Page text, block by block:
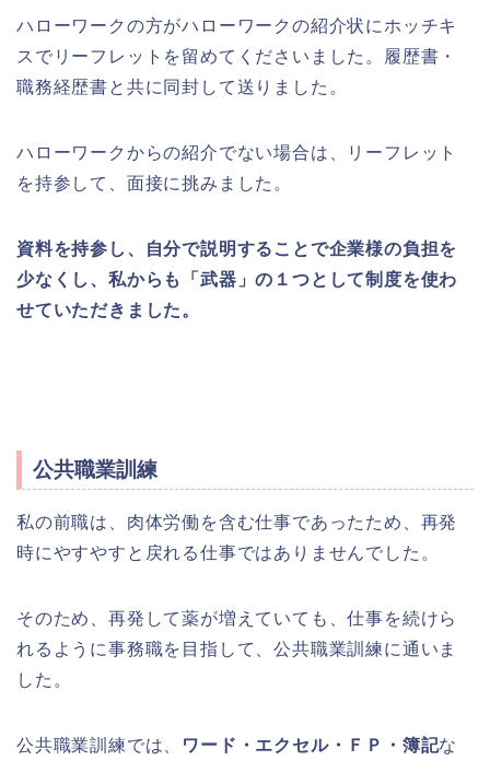
ハローワークの方がハローワークの紹介状にホッチキ
スでリーフレットを留めてくださいました。履歴書・
職務経歴書と共に同封して送りました。
ハローワークからの紹介でない場合は、リーフレット
を持参して、面接に挑みました。
資料を持参し、自分で説明することで企業様の負担を
少なくし、私からも「武器」の１つとして制度を使わ
せていただきました。
公共職業訓練
私の前職は、肉体労働を含む仕事であったため、再発
時にやすやすと戻れる仕事ではありませんでした。
そのため、再発して薬が増えていても、仕事を続けら
れるように事務職を目指して、公共職業訓練に通いま
した。
公共職業訓練では、 ワード・エクセル・ＦＰ・簿記な